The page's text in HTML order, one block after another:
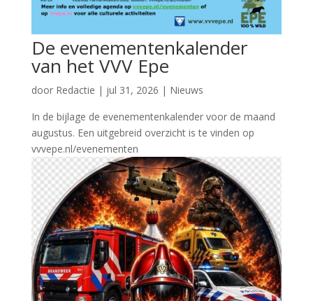
De evenementenkalender
van het VVV Epe
door Redactie | jul 31, 2026 | Nieuws
In de bijlage de evenementenkalender voor de maand
augustus. Een uitgebreid overzicht is te vinden op
vvvepe.nl/evenementen